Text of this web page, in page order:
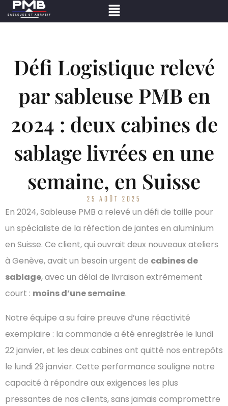
Défi Logistique relevé
par sableuse PMB en
2024 : deux cabines de
sablage livrées en une
semaine, en Suisse
25 AOÛT 2025
En 2024, Sableuse PMB a relevé un défi de taille pour
un spécialiste de la réfection de jantes en aluminium
en Suisse. Ce client, qui ouvrait deux nouveaux ateliers
à Genève, avait un besoin urgent de cabines de
sablage, avec un délai de livraison extrêmement
court : moins d’une semaine.
Notre équipe a su faire preuve d’une réactivité
exemplaire : la commande a été enregistrée le lundi
22 janvier, et les deux cabines ont quitté nos entrepôts
le lundi 29 janvier. Cette performance souligne notre
capacité à répondre aux exigences les plus
pressantes de nos clients, sans jamais compromettre